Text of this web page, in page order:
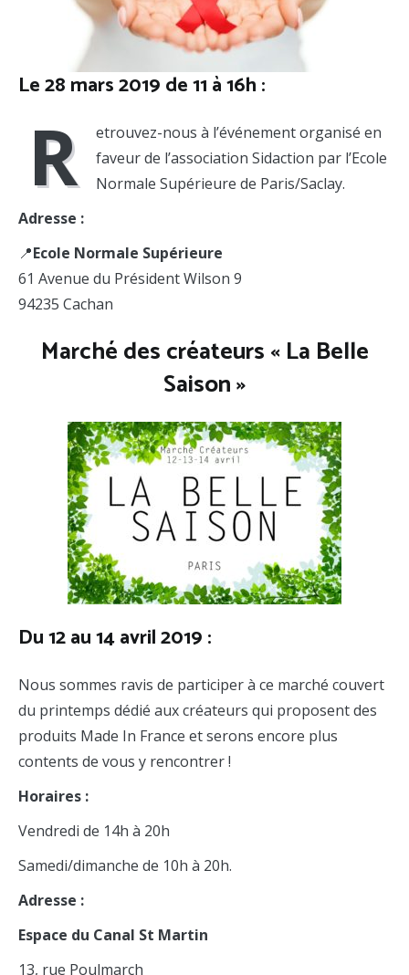
Le 28 mars 2019 de 11 à 16h :
R
etrouvez-nous à l’événement organisé en
faveur de l’association Sidaction par l’Ecole
Normale Supérieure de Paris/Saclay.
Adresse :
📍Ecole Normale Supérieure
61 Avenue du Président Wilson 9
94235 Cachan
Marché des créateurs « La Belle
Saison »
Du 12 au 14 avril 2019 :
Nous sommes ravis de participer à ce marché couvert
du printemps dédié aux créateurs qui proposent des
produits Made In France et serons encore plus
contents de vous y rencontrer !
Horaires :
Vendredi de 14h à 20h
Samedi/dimanche de 10h à 20h.
Adresse :
Espace du Canal St Martin
13, rue Poulmarch